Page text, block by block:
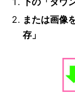
または画像
存」